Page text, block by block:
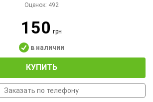
Оценок: 492
150грн
в наличии
КУПИТЬ
Заказать по телефону